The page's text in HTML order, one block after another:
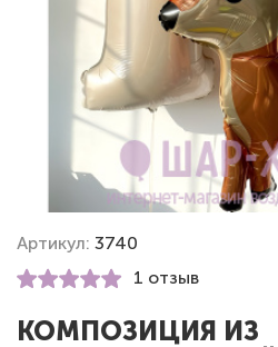
Артикул: 3740
1 отзыв
КОМПОЗИЦИЯ ИЗ